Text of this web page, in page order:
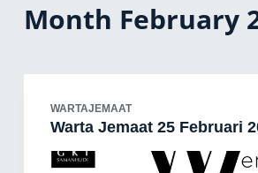
Month February
WARTAJEMAAT
Warta Jemaat 25 Februari